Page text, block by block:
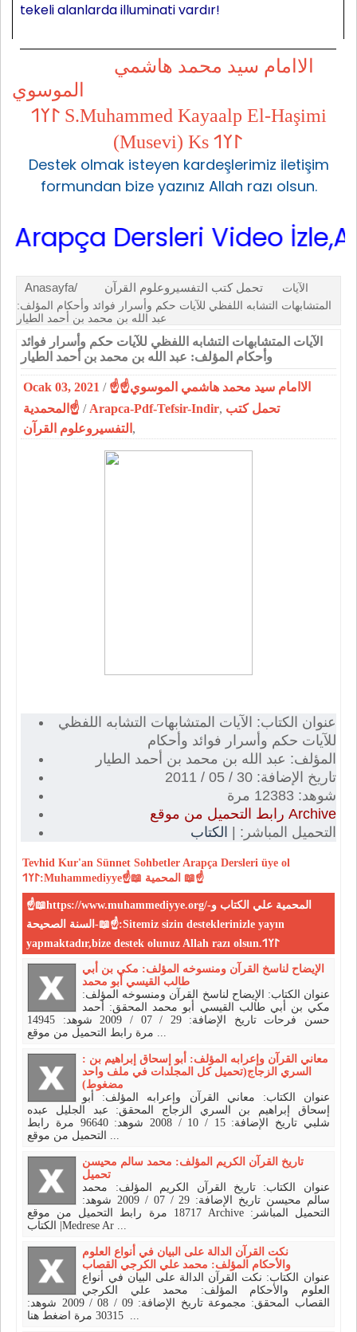
tekeli alanlarda illuminati vardır!
الاامام سيد محمد هاشمي
الموسوي
𐰃𐰠𐰯 S.Muhammed Kayaalp El-Haşimi
(Musevi) Ks 𐰃𐰠𐰯
Destek olmak isteyen kardeşlerimiz iletişim
formundan bize yazınız Allah razı olsun.
Dersleri Video
Anasayfa/ تحمل كتب التفسيروعلوم القرآن
الآيات
المتشابهات التشابه اللفظي للآيات حكم وأسرار فوائد وأحكام المؤلف:
عبد الله بن محمد بن أحمد الطيار
الآيات المتشابهات التشابه اللفظي للآيات حكم وأسرار فوائد
وأحكام المؤلف: عبد الله بن محمد بن أحمد الطيار
Ocak 03, 2021 / ☝الاامام سيد محمد هاشمي الموسوي☝
المحمدية☝ / Arapca-Pdf-Tefsir-Indir, تحمل كتب
التفسيروعلوم القرآن ,
عنوان الكتاب: الآيات المتشابهات التشابه اللفظي
للآيات حكم وأسرار فوائد وأحكام
المؤلف: عبد الله بن محمد بن أحمد الطيار
تاريخ الإضافة: 30 / 05 / 2011
شوهد: 12383 مرة
رابط التحميل من موقع Archive
التحميل المباشر: | الكتاب
Tevhid Kur'an Sünnet Sohbetler Arapça Dersleri üye ol
𐰃𐰠𐰯:Muhammediyye☝📖 المحمية 📖☝
☝📖https://www.muhammediyye.org/-المحمية علي الكتاب و
السنة الصحيحة-📖☝:Sitemiz sizin desteklerinizle yayın
yapmaktadır,bize destek olunuz Allah razı olsun.𐰃𐰠𐰯
الإيضاح لناسخ القرآن ومنسوخه المؤلف: مكي بن أبي
طالب القيسي أبو محمد
عنوان الكتاب: الإيضاح لناسخ القرآن ومنسوخه المؤلف:
مكي بن أبي طالب القيسي أبو محمد المحقق: أحمد
حسن فرحات تاريخ الإضافة: 29 / 07 / 2009 شوهد: 14945
مرة رابط التحميل من موقع ...
: معاني القرآن وإعرابه المؤلف: أبو إسحاق إبراهيم بن
السري الزجاج(تحميل كل المجلدات في ملف واحد
مضغوط)
عنوان الكتاب: معاني القرآن وإعرابه المؤلف: أبو
إسحاق إبراهيم بن السري الزجاج المحقق: عبد الجليل عبده
شلبي تاريخ الإضافة: 15 / 10 / 2008 شوهد: 96640 مرة رابط
التحميل من موقع ...
تاريخ القرآن الكريم المؤلف: محمد سالم محيسن
تحميل
عنوان الكتاب: تاريخ القرآن الكريم المؤلف: محمد
سالم محيسن تاريخ الإضافة: 29 / 07 / 2009 شوهد:
18717 مرة رابط التحميل من موقع Archive التحميل المباشر:
| الكتابMedrese Ar ...
نكت القرآن الدالة على البيان في أنواع العلوم
والأحكام المؤلف: محمد علي الكرجي القصاب
عنوان الكتاب: نكت القرآن الدالة على البيان في أنواع
العلوم والأحكام المؤلف: محمد علي الكرجي
القصاب المحقق: مجموعة تاريخ الإضافة: 09 / 08 / 2009 شوهد:
30315 مرة اضغط هنا ...